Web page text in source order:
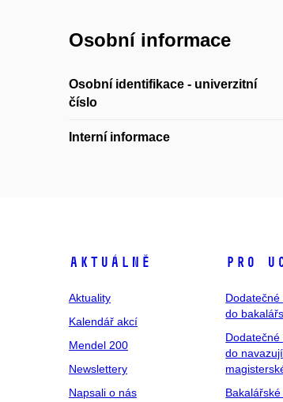
Osobní informace
Osobní identifikace - univerzitní
číslo
Interní informace
Aktuálně
Aktuality
Kalendář akcí
Mendel 200
Newslettery
Napsali o nás
Pro
do
do